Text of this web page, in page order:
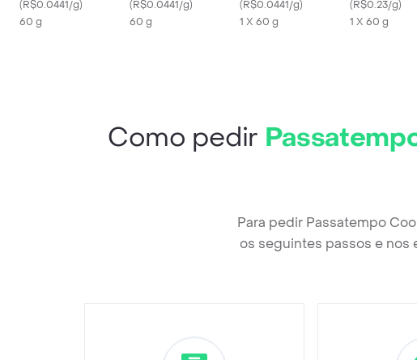
(R$0.0441/g)
60 g
(R$0.0441/g)
60 g
(R$0.0441/g)
1 X 60 g
Cookies'n
(R$0.23/g)
1 X 60 g
Como pedir
Para pedir Passatempo
os seguintes passos e nos